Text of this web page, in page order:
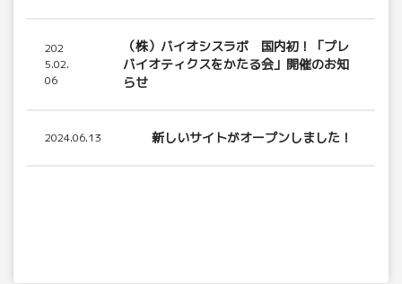
202
5.02.
06
（株）バイオシスラボ 国内初！「プレ
バイオティクスをかたる会」開催のお知
らせ
2024.06.13 新しいサイトがオープンしました！